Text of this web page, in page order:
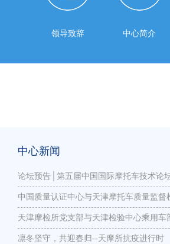
领导致辞 中心简介
中心新闻
论坛预告│第五届中国国际摩托车技术论
中国质量认证中心与天津摩托车质量监督
天津摩检所党支部与天津检验中心乘用车
凛冬坚守，共迎春归--天摩所抗疫进行时